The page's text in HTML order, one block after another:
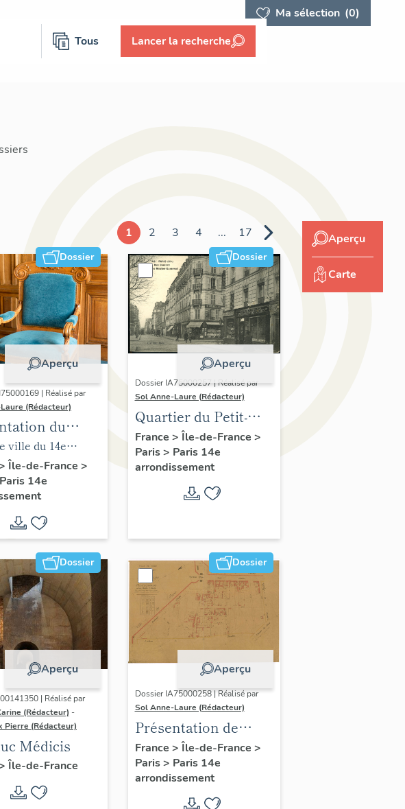
Ma sélection (0)
Tous Lancer la recherche
1 2 3 4 ... 17
Dossier
Aperçu
| Réalisé par
(Rédacteur)
du
de la salle
ville du 14e
Île-de-France >
Paris 14e
Dossier
Aperçu
Dossier IA75000257 | Réalisé par
Sol Anne-Laure (Rédacteur)
Quartier du Petit-
Montrouge
France > Île-de-France >
Paris> Paris 14e
arrondissement
Dossier
Aperçu
| Réalisé par
(Rédacteur) -
Pierre (Rédacteur)
Médicis
Île-de-France
Dossier
Aperçu
Dossier IA75000258 | Réalisé par
Sol Anne-Laure (Rédacteur)
Présentation de
l'étude du
patrimoine sur le
quartier du Petit-
Montrouge
France > Île-de-France >
Paris> Paris 14e
arrondissement
Aperçu
Carte